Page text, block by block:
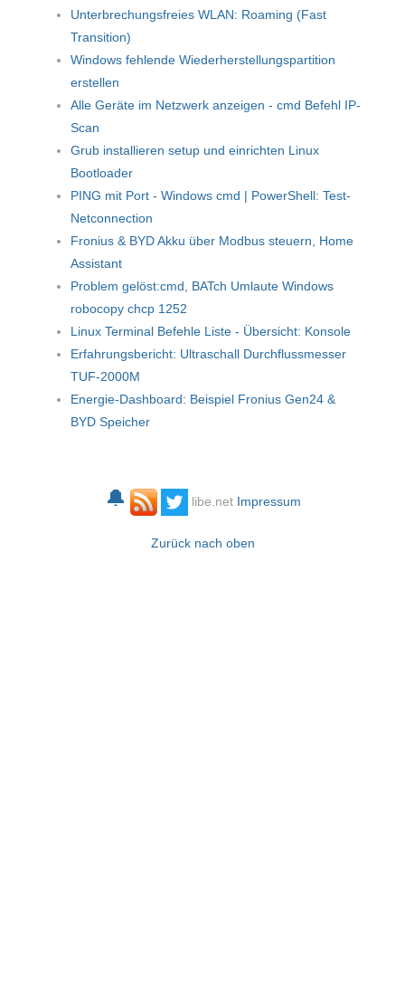
Unterbrechungsfreies WLAN: Roaming (Fast
Transition)
Windows fehlende Wiederherstellungspartition
erstellen
Alle Geräte im Netzwerk anzeigen - cmd Befehl IP-
Scan
Grub installieren setup und einrichten Linux
Bootloader
PING mit Port - Windows cmd | PowerShell: Test-
Netconnection
Fronius & BYD Akku über Modbus steuern, Home
Assistant
Problem gelöst:cmd, BATch Umlaute Windows
robocopy chcp 1252
Linux Terminal Befehle Liste - Übersicht: Konsole
Erfahrungsbericht: Ultraschall Durchflussmesser
TUF-2000M
Energie-Dashboard: Beispiel Fronius Gen24 &
BYD Speicher
🔔 libe.net Impressum
Zurück nach oben